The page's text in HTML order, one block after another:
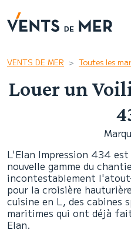
VENTS DE MER Toutes les
Louer un
L'Elan Impression 434
nouvelle gamme du
incontestablement
pour la croisière
cuisine en L, des cabines
maritimes qui ont déjà
Elan.